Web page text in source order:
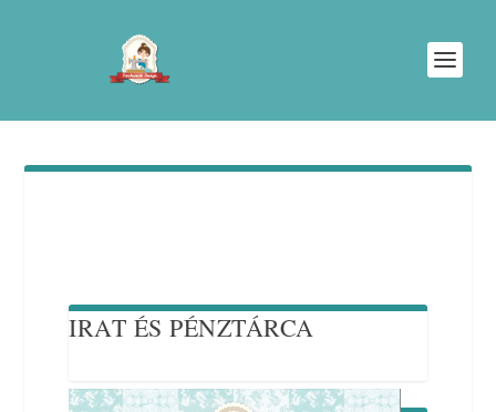
IRAT ÉS PÉNZTÁRCA